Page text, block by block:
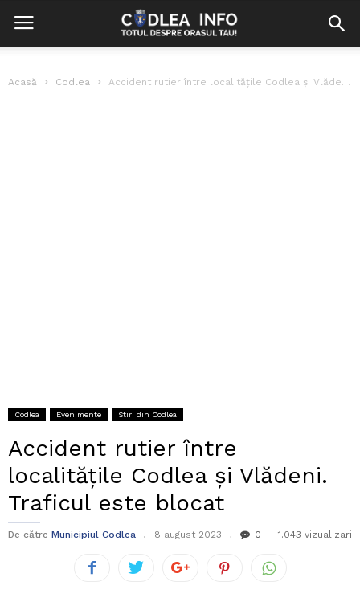
Acasă Codlea Accident rutier între localitățile Codlea și Vlădeni. Traficul este blocat
Codlea Evenimente Stiri din Codlea
Accident rutier între
localitățile Codlea și Vlădeni.
Traficul este blocat
De către Municipiul Codlea 8 august 2023 0 1.043 vizualizari